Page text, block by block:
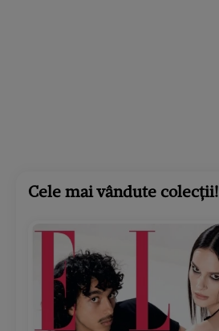
Cele mai vândute colecții!